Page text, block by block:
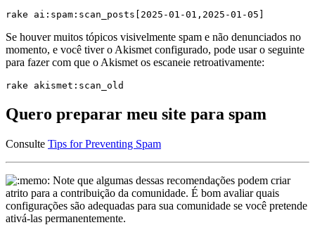
Se houver muitos tópicos visivelmente spam e não denunciados no
momento, e você tiver o Akismet configurado, pode usar o seguinte
para fazer com que o Akismet os escaneie retroativamente:
Quero preparar meu site para spam
Consulte Tips for Preventing Spam
Note que algumas dessas recomendações podem criar
atrito para a contribuição da comunidade. É bom avaliar quais
configurações são adequadas para sua comunidade se você pretende
ativá-las permanentemente.